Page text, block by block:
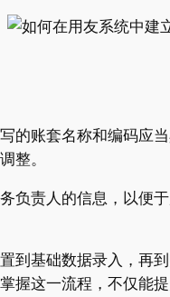
的账套名称和编码应
整。
负责人的信息，以便
到基础数据录入，再
握这一流程，不仅能